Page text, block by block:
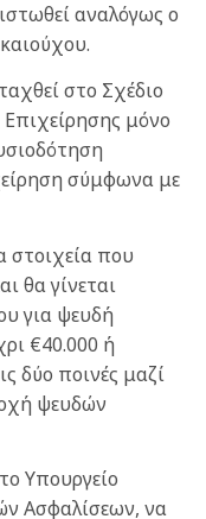
αναλόγως ο
στο Σχέδιο
μόνο
σύμφωνα με
στοιχεία που
θα γίνεται
για ψευδή
€40.000 ή
δύο ποινές μαζί
ψευδών
Υπουργείο
Ασφαλίσεων, να